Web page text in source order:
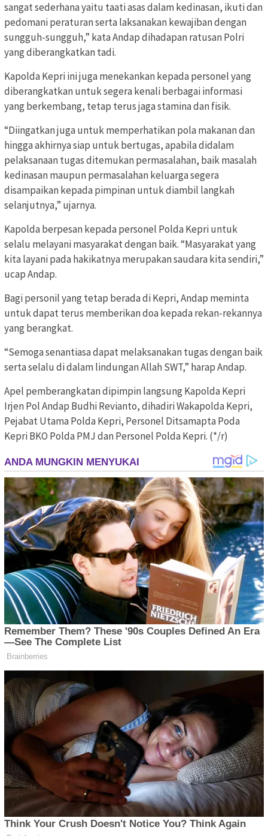
sangat sederhana yaitu taati asas dalam kedinasan, ikuti dan
pedomani peraturan serta laksanakan kewajiban dengan
sungguh-sungguh,” kata Andap dihadapan ratusan Polri
yang diberangkatkan tadi.
Kapolda Kepri ini juga menekankan kepada personel yang
diberangkatkan untuk segera kenali berbagai informasi
yang berkembang, tetap terus jaga stamina dan fisik.
“Diingatkan juga untuk memperhatikan pola makanan dan
hingga akhirnya siap untuk bertugas, apabila didalam
pelaksanaan tugas ditemukan permasalahan, baik masalah
kedinasan maupun permasalahan keluarga segera
disampaikan kepada pimpinan untuk diambil langkah
selanjutnya,” ujarnya.
Kapolda berpesan kepada personel Polda Kepri untuk
selalu melayani masyarakat dengan baik. “Masyarakat yang
kita layani pada hakikatnya merupakan saudara kita sendiri,”
ucap Andap.
Bagi personil yang tetap berada di Kepri, Andap meminta
untuk dapat terus memberikan doa kepada rekan-rekannya
yang berangkat.
“Semoga senantiasa dapat melaksanakan tugas dengan baik
serta selalu di dalam lindungan Allah SWT,” harap Andap.
Apel pemberangkatan dipimpin langsung Kapolda Kepri
Irjen Pol Andap Budhi Revianto, dihadiri Wakapolda Kepri,
Pejabat Utama Polda Kepri, Personel Ditsamapta Poda
Kepri BKO Polda PMJ dan Personel Polda Kepri. (*/r)